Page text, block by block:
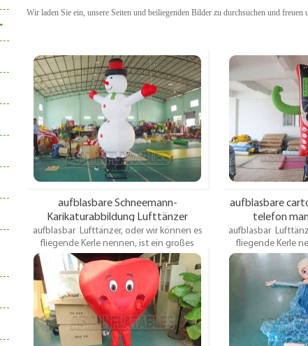
Wir laden Sie ein, unsere Seiten und beiliegenden Bilder zu durchsuchen und
aufblasbare Schneemann-
Karikaturabbildung Lufttänzer
aufblasbar Lufttänzer, oder wir können es
fliegende Kerle nennen, ist ein großes
aufblasbares Vorrichtungen, die ein langes
Rohr umfassen, das an einem Lüfter
befestigt ist, der das Rohr verursacht sich in
einer tanzenden oder bewegenden
Bewegung bewegen.
aufblasbare
telefon
aufblasbar
fliegende Kerle
aufblasbares
Rohr umfassen,
befestigt ist, der
einer